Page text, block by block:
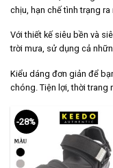
chịu, hạn chế tình trạng ra
Với thiết kế siêu bền và
trời mưa, sử dụng cả
Kiểu dáng đơn giản để
chóng. Tiện lợi, thời trang
-28%